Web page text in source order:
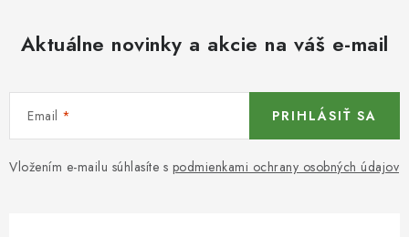
Aktuálne novinky a akcie na váš e-mail
Email
Vložením e-mailu súhlasíte s podmienkami ochrany osobných údajov
PRIHLÁSIŤ SA